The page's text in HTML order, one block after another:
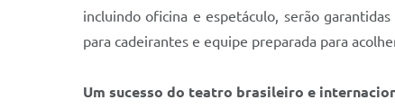
incluindo oficina e espetáculo, serão
para cadeirantes e equipe preparada para
Um sucesso do teatro brasileiro e